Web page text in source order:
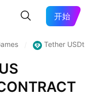
开始
Tether USDt